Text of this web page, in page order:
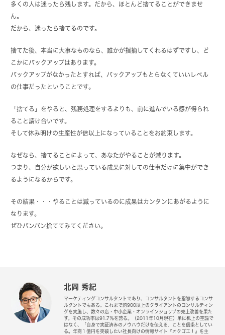
多くの人は迷ったら残します。だから、ほとんど捨てることができませ
ん。
だから、迷ったら捨てるのです。
捨てた後、本当に大事なものなら、誰かが指摘してくれるはずですし、ど
こかにバックアップはあります。
バックアップがなかったとすれば、バックアップもとらなくていいレベル
の仕事だったということです。
「捨てる」をやると、残務処理をするよりも、前に進んでいる感が得られ
ること請け合いです。
そして休み明けの生産性が倍以上になっていることをお約束します。
なぜなら、捨てることによって、あなたがやることが減ります。
つまり、自分が欲しいと思っている成果に対しての仕事だけに集中ができ
るようになるからです。
その結果・・・やることは減っているのに成果はカンタンにあがるように
なります。
ぜひバンバン捨ててみてください。
北岡 秀紀
マーケティングコンサルタントであり、コンサルタントを指導するコンサ
ルタントでもある。これまで約900以上のクライアントのコンサルティン
グを実施し、数々の店・中小企業・オンラインショップの売上改善を果た
す。その成功率は91.7％を誇る。（2011年10月現在）単に机上の空論で
はなく、「自身で実証済みのノウハウだけを伝える」ことを信条としてい
る。年商１億円を突破したい社長向けの情報サイト『オクゴエ！』を主